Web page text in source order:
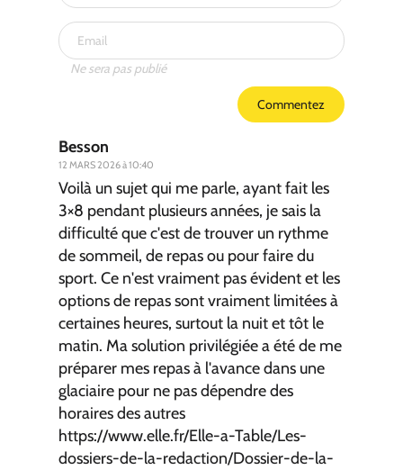
Ne sera pas publié
Commentez
Besson
12 MARS 2026 à 10:40
Voilà un sujet qui me parle, ayant fait les
3×8 pendant plusieurs années, je sais la
difficulté que c'est de trouver un rythme
de sommeil, de repas ou pour faire du
sport. Ce n'est vraiment pas évident et les
options de repas sont vraiment limitées à
certaines heures, surtout la nuit et tôt le
matin. Ma solution privilégiée a été de me
préparer mes repas à l'avance dans une
glaciaire pour ne pas dépendre des
horaires des autres
https://www.elle.fr/Elle-a-Table/Les-
dossiers-de-la-redaction/Dossier-de-la-